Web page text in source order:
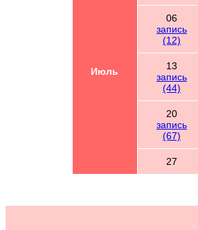
Июль
06
запись
(12)
13
запись
(44)
20
запись
(67)
27